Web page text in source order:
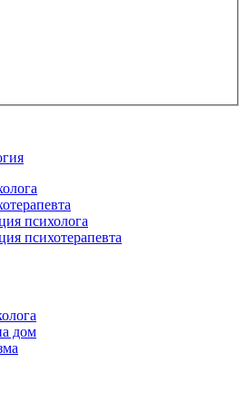
психолога
психотерапевта
дом